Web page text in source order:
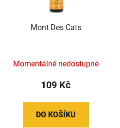
Mont Des Cats
Momentálně nedostupné
109 Kč
DO KOŠÍKU